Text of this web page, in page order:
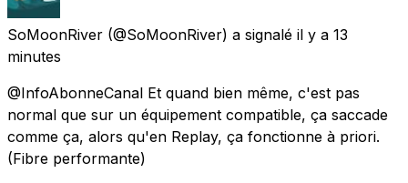
SoMoonRiver (@SoMoonRiver) a signalé il y a 13
minutes
@InfoAbonneCanal Et quand bien même, c'est pas
normal que sur un équipement compatible, ça saccade
comme ça, alors qu'en Replay, ça fonctionne à priori.
(Fibre performante)